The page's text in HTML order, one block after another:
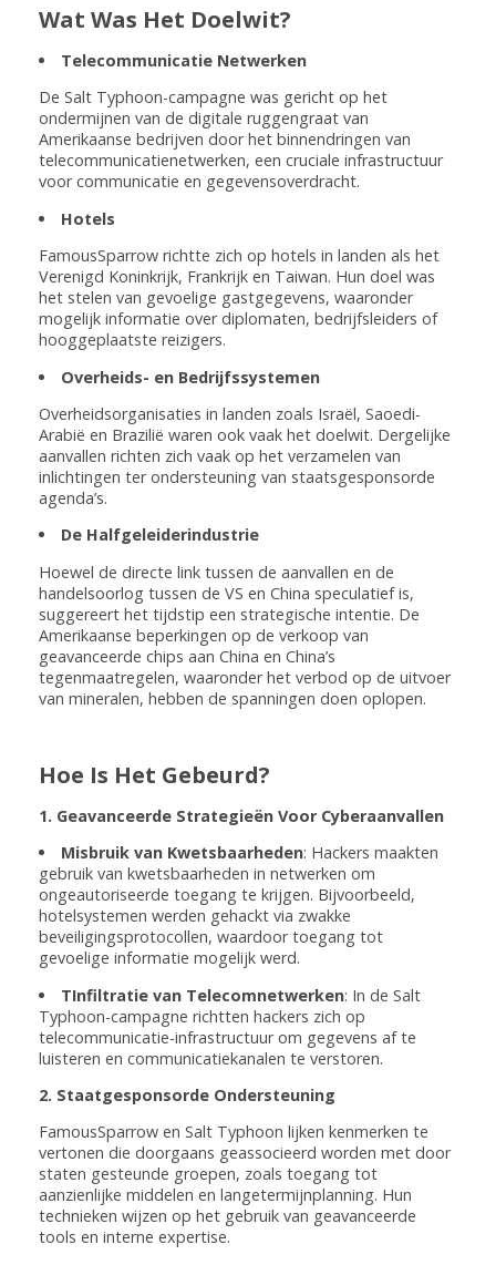
Wat Was Het Doelwit?
Telecommunicatie Netwerken
De Salt Typhoon-campagne was gericht op het
ondermijnen van de digitale ruggengraat van
Amerikaanse bedrijven door het binnendringen van
telecommunicatienetwerken, een cruciale infrastructuur
voor communicatie en gegevensoverdracht.
Hotels
FamousSparrow richtte zich op hotels in landen als het
Verenigd Koninkrijk, Frankrijk en Taiwan. Hun doel was
het stelen van gevoelige gastgegevens, waaronder
mogelijk informatie over diplomaten, bedrijfsleiders of
hooggeplaatste reizigers.
Overheids- en Bedrijfssystemen
Overheidsorganisaties in landen zoals Israël, Saoedi-
Arabië en Brazilië waren ook vaak het doelwit. Dergelijke
aanvallen richten zich vaak op het verzamelen van
inlichtingen ter ondersteuning van staatsgesponsorde
agenda’s.
De Halfgeleiderindustrie
Hoewel de directe link tussen de aanvallen en de
handelsoorlog tussen de VS en China speculatief is,
suggereert het tijdstip een strategische intentie. De
Amerikaanse beperkingen op de verkoop van
geavanceerde chips aan China en China’s
tegenmaatregelen, waaronder het verbod op de uitvoer
van mineralen, hebben de spanningen doen oplopen.
Hoe Is Het Gebeurd?
1. Geavanceerde Strategieën Voor Cyberaanvallen
Misbruik van Kwetsbaarheden: Hackers maakten
gebruik van kwetsbaarheden in netwerken om
ongeautoriseerde toegang te krijgen. Bijvoorbeeld,
hotelsystemen werden gehackt via zwakke
beveiligingsprotocollen, waardoor toegang tot
gevoelige informatie mogelijk werd.
TInfiltratie van Telecomnetwerken: In de Salt
Typhoon-campagne richtten hackers zich op
telecommunicatie-infrastructuur om gegevens af te
luisteren en communicatiekanalen te verstoren.
2. Staatgesponsorde Ondersteuning
FamousSparrow en Salt Typhoon lijken kenmerken te
vertonen die doorgaans geassocieerd worden met door
staten gesteunde groepen, zoals toegang tot
aanzienlijke middelen en langetermijnplanning. Hun
technieken wijzen op het gebruik van geavanceerde
tools en interne expertise.